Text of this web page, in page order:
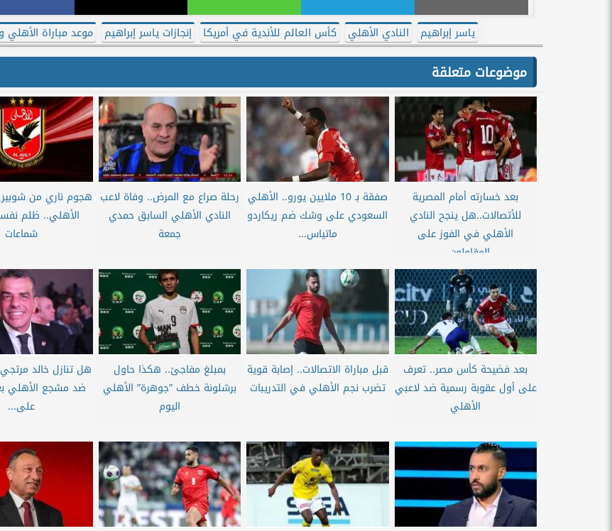
ياسر إبراهيم النادي الأهلي كأس العالم للأندية في أمريكا إنجازات ياسر إبراهيم موعد مباراة الأهلي
موضوعات متعلقة
بعد خسارته أمام المصرية
للأتصالات..هل ينجح النادي
الأهلي في الفوز على
المقاولون...
صفقة بـ 10 ملايين يورو.. الأهلي
السعودي على وشك ضم ريكاردو
ماتياس...
رحلة صراع مع المرض.. وفاة لاعب
النادي الأهلي السابق حمدي
جمعة
هجوم ناري من
الأهلي.. ظلم
شماعات
بعد فضيحة كأس مصر.. تعرف
على أول عقوبة رسمية ضد لاعبي
الأهلي
قبل مباراة الاتصالات.. إصابة قوية
تضرب نجم الأهلي في التدريبات
بمبلغ مفاجئ.. هكذا حاول
برشلونة خطف ”جوهرة” الأهلي
اليوم
هل تنازل خالد
ضد مشجع الأهلي
على...